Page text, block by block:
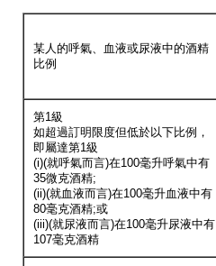
某人的呼氣、血液或尿液中的酒精
比例
第1級
如超過訂明限度但低於以下比例，
即屬達第1級
(i)(就呼氣而言)在100毫升呼氣中有
35微克酒精;
(ii)(就血液而言)在100毫升血液中有
80毫克酒精;或
(iii)(就尿液而言)在100毫升尿液中有
107毫克酒精